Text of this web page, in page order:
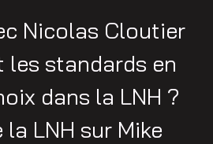
Nicolas Cloutier
les standards en
dans la LNH ?
la LNH sur Mike